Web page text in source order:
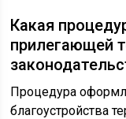
Какая
прилегающей
Процедура
благоустройства